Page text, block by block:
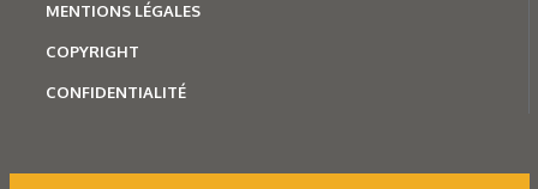
MENTIONS LÉGALES
COPYRIGHT
CONFIDENTIALITÉ